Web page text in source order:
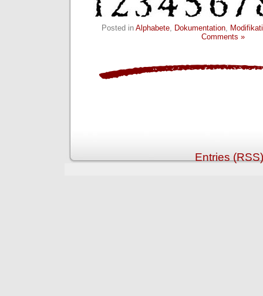
Posted in Alphabete, Dokumentation,
Comments »
Entries (RSS)